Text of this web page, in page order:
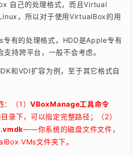
自己的处理格式，而且Virtual
，所以对于使用VirtualBox的用
专有的处理格式，HDD是Apple专有
持跨平台，一般不会考虑。
和VDI扩容为例，至于其它格式自
：（1）VBoxManage工具命令
下，可以指定完整路径；（2）
——你系统的磁盘文件文件，
VMs文件夹下。